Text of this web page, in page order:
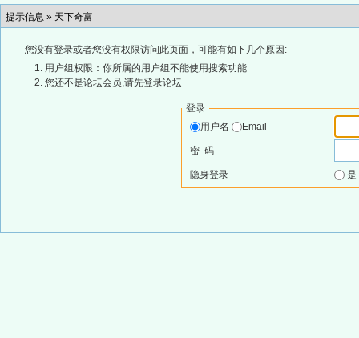
提示信息 » 天下奇富
您没有登录或者您没有权限访问此页面，可能有如下几个原因:
用户组权限：你所属的用户组不能使用搜索功能
您还不是论坛会员,请先登录论坛
登录
用户名
Email
密 码
隐身登录